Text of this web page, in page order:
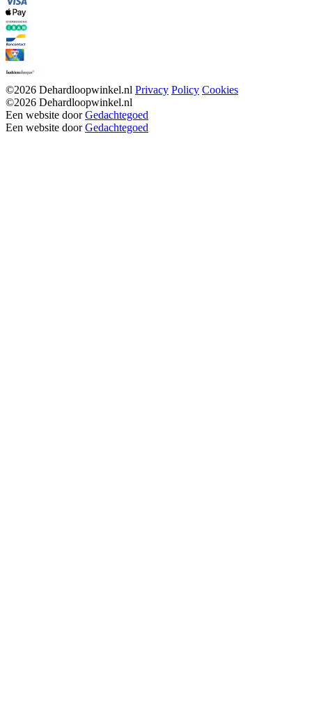
©2026 Dehardloopwinkel.nl Privacy Policy Cookies
©2026 Dehardloopwinkel.nl
Een website doorGedachtegoed
Een website doorGedachtegoed